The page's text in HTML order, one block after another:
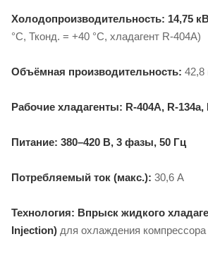
Холодопроизводительность: 14,75
°C, Тконд. = +40 °C, хладагент R-404A)
Объёмная производительность: 42,8
Рабочие хладагенты: R-404A, R-134a,
Питание: 380–420 В, 3 фазы, 50 Гц
Потребляемый ток (макс.): 30,6 А
Технология: Впрыск жидкого
Injection) для охлаждения компрессора